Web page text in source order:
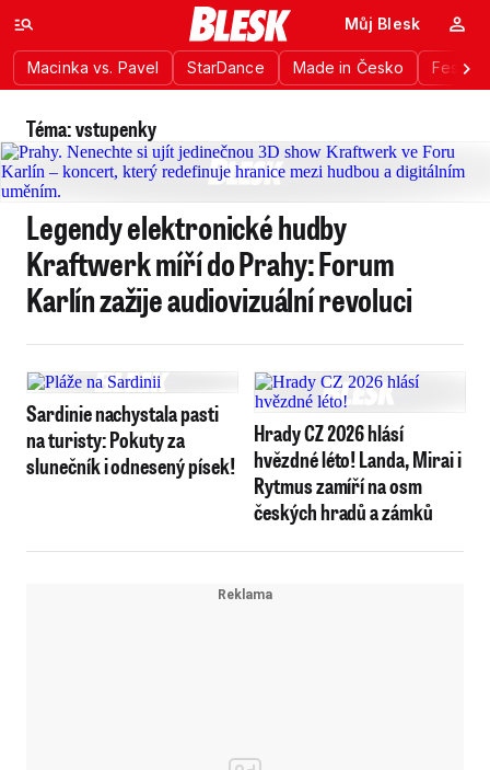
Macinka vs. Pavel StarDance Made in Česko
Můj Blesk
Téma: vstupenky
Legendy elektronické hudby
Kraftwerk míří do Prahy: Forum
Karlín zažije audiovizuální revoluci
Sardinie nachystala pasti
na turisty: Pokuty za
slunečník i odnesený písek!
Hrady CZ 2026 hlásí
hvězdné léto! Landa, Mirai i
Rytmus zamíří na osm
českých hradů a zámků